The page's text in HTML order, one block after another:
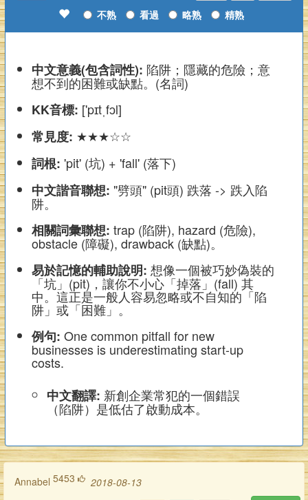
不熟 看過 略熟 精熟
中文意義(包含詞性): 陷阱；隱藏的危險；意
想不到的困難或缺點。(名詞)
KK音標: ['pɪtˌfɔl]
常見度: ★★★☆☆
詞根: 'pit' (坑) + 'fall' (落下)
中文諧音聯想: "劈頭" (pit頭) 跌落 -> 跌入陷
阱。
相關詞彙聯想: trap (陷阱), hazard (危險),
obstacle (障礙), drawback (缺點)。
易於記憶的輔助說明: 想像一個被巧妙偽裝的
「坑」(pit)，讓你不小心「掉落」(fall) 其
中。這正是一般人容易忽略或不自知的「陷
阱」或「困難」。
例句: One common pitfall for new
businesses is underestimating start-up
costs.
中文翻譯: 新創企業常犯的一個錯誤
（陷阱）是低估了啟動成本。
annabel 5453 2018-08-13